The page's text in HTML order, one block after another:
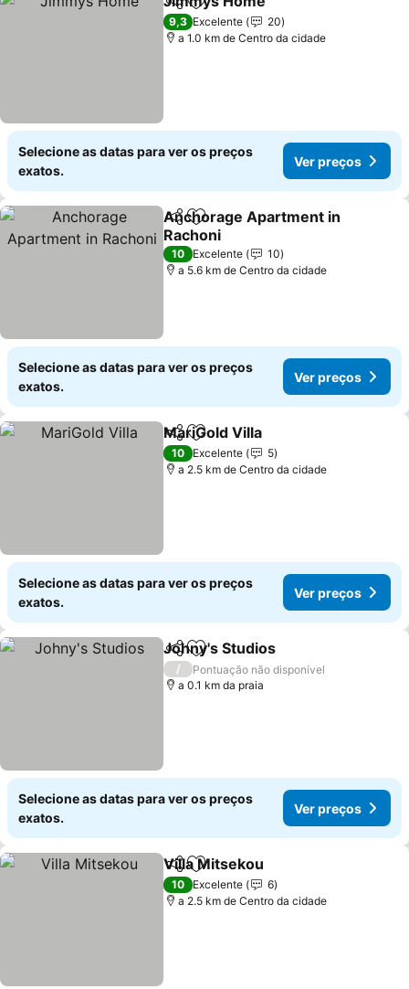
PartilharAdicionar aos favoritos
9,3 Excelente
20
a 1.0 km de Centro da cidade
Selecione as datas para ver os preços
exatos.
Ver preços
PartilharAdicionar aos favoritos
Anchorage Apartment in
Rachoni
10 Excelente
10
a 5.6 km de Centro da cidade
Selecione as datas para ver os preços
exatos.
Ver preços
PartilharAdicionar aos favoritos
MariGold Villa
10 Excelente
5
a 2.5 km de Centro da cidade
Selecione as datas para ver os preços
exatos.
Ver preços
PartilharAdicionar aos favoritos
Johny's Studios
/
Pontuação não disponível
a 0.1 km da praia
Selecione as datas para ver os preços
exatos.
Ver preços
PartilharAdicionar aos favoritos
Villa Mitsekou
10 Excelente
6
a 2.5 km de Centro da cidade